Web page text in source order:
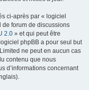
ci-après par « logiciel
de forum de discussions
2.0 » et qui peut être
phpBB a pour seul but
ne peut en aucun cas
contenu que nous
d’informations concernant